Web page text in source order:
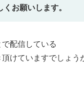
くお願いします。
配信している
けていますでしょう